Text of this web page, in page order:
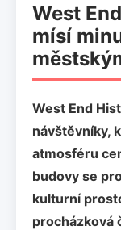
West
mísí
West End
návštěvníky,
atmosféru
budovy se
kulturní
procházková